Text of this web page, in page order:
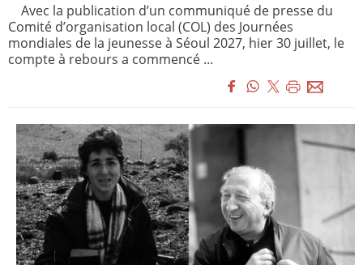
Avec la publication d’un communiqué de presse du
Comité d’organisation local (COL) des Journées
mondiales de la jeunesse à Séoul 2027, hier 30 juillet, le
compte à rebours a commencé ...